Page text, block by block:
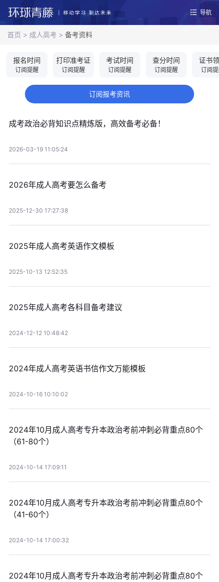
导航
首页 > 成人高考 > 备考资料
报名时间
订阅提醒
打印准考证
订阅提醒
考试时间
订阅提醒
查分时间
订阅提醒
证书
订阅
订阅报考资讯
成考政治必背知识点精炼版，高效备考必备！
2026-03-19 11:05:24
2026年成人高考要怎么备考
2025-12-30 17:27:38
2025年成人高考英语作文模板
2025-10-13 12:52:35
2025年成人高考各科目备考建议
2024-12-12 10:48:42
2024年成人高考英语书信作文万能模板
2024-10-16 10:10:02
2024年10月成人高考专升本政治考前冲刺必背重点80个
（61-80个）
2024-10-14 17:09:11
2024年10月成人高考专升本政治考前冲刺必背重点80个
（41-60个）
2024-10-14 17:00:32
2024年10月成人高考专升本政治考前冲刺必背重点80个